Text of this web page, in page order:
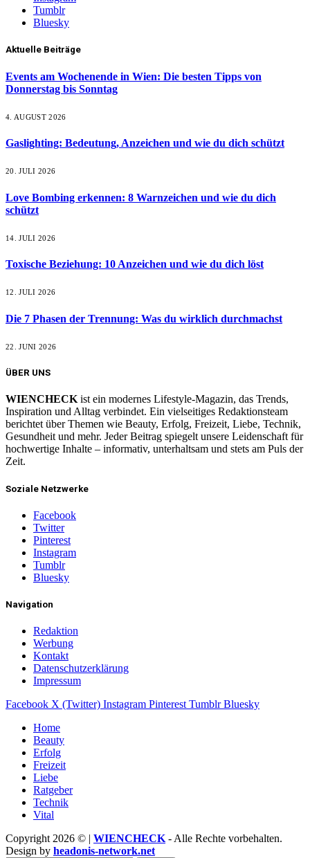
Tumblr
Bluesky
Aktuelle Beiträge
Events am Wochenende in Wien: Die besten Tipps von
Donnerstag bis Sonntag
4. AUGUST 2026
Gaslighting: Bedeutung, Anzeichen und wie du dich schützt
20. JULI 2026
Love Bombing erkennen: 8 Warnzeichen und wie du dich
schützt
14. JULI 2026
Toxische Beziehung: 10 Anzeichen und wie du dich löst
12. JULI 2026
Die 7 Phasen der Trennung: Was du wirklich durchmachst
22. JUNI 2026
ÜBER UNS
WIENCHECK ist ein modernes Lifestyle-Magazin, das Trends,
Inspiration und Alltag verbindet. Ein vielseitiges Redaktionsteam
berichtet über Themen wie Beauty, Erfolg, Freizeit, Liebe, Technik,
Gesundheit und mehr. Jeder Beitrag spiegelt unsere Leidenschaft für
hochwertige Inhalte – informativ, unterhaltsam und stets am Puls der
Zeit.
Soziale Netzwerke
Facebook
Twitter
Pinterest
Instagram
Tumblr
Bluesky
Navigation
Redaktion
Werbung
Kontakt
Datenschutzerklärung
Impressum
Facebook X (Twitter) Instagram Pinterest Tumblr Bluesky
Home
Beauty
Erfolg
Freizeit
Liebe
Ratgeber
Technik
Vital
Copyright 2026 © | WIENCHECK - Alle Rechte vorbehalten.
Design by headonis-network.net